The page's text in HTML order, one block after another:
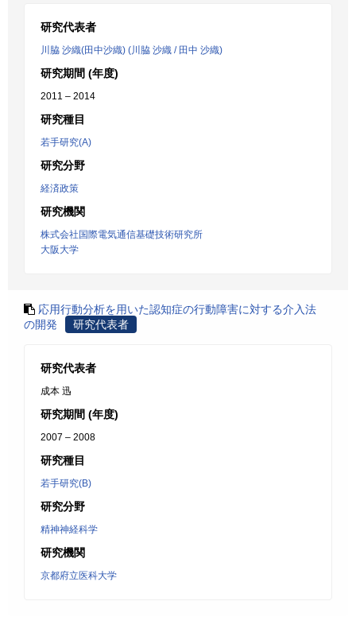
研究代表者
川脇 沙織(田中沙織) (川脇 沙織 / 田中 沙織)
研究期間 (年度)
2011 – 2014
研究種目
若手研究(A)
研究分野
経済政策
研究機関
株式会社国際電気通信基礎技術研究所
大阪大学
応用行動分析を用いた認知症の行動障害に対する介入法
の開発
研究代表者
研究代表者
成本 迅
研究期間 (年度)
2007 – 2008
研究種目
若手研究(B)
研究分野
精神神経科学
研究機関
京都府立医科大学